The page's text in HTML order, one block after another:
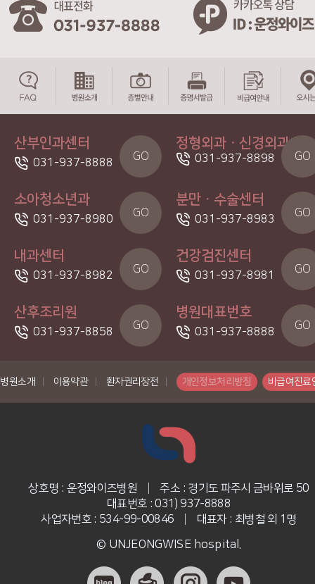
산부인과센터
031-937-8888 GO
정형외과ㆍ신경외과
031-937-8898 GO
소아청소년과
031-937-8980 GO
분만ㆍ수술센터
031-937-8983 GO
내과센터
031-937-8982 GO
건강검진센터
031-937-8981 GO
산후조리원
031-937-8858 GO
병원대표번호
031-937-8888 GO
병원소개 이용약관 환자권리장전 개인정보처리방침 비급여진료
상호명 : 운정와이즈병원
주소 : 경기도 파주시 금바위로 50
대표번호 : 031) 937-8888
사업자번호 : 534-99-00846
대표자 : 최병철 외 1명
© UNJEONGWISE hospital.